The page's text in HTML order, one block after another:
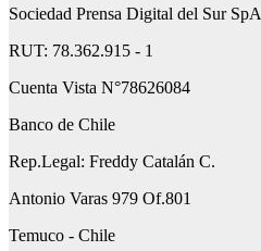
Sociedad Prensa Digital del Sur SpA
RUT: 78.362.915 - 1
Cuenta Vista N°78626084
Banco de Chile
Rep.Legal: Freddy Catalán C.
Antonio Varas 979 Of.801
Temuco - Chile